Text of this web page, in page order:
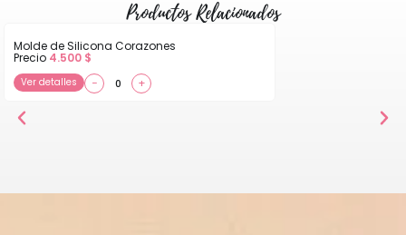
Productos Relacionados
Molde de Silicona Corazones
Precio 4.500 $
Ver detalles − +